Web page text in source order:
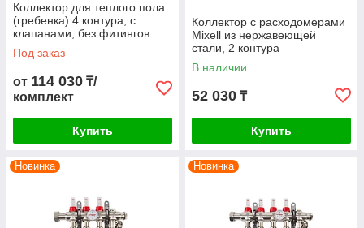
Коллектор для теплого пола
(гребенка) 4 контура, с
клапанами, без фитингов
Под заказ
от 114 030 ₸/
комплект
Купить
Коллектор с расходомерами
Mixell из нержавеющей
стали, 2 контура
В наличии
52 030 ₸
Купить
Новинка Новинка